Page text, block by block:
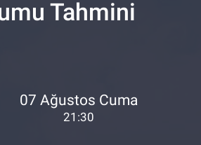
Tahmini
07 Ağustos Cuma
21:30